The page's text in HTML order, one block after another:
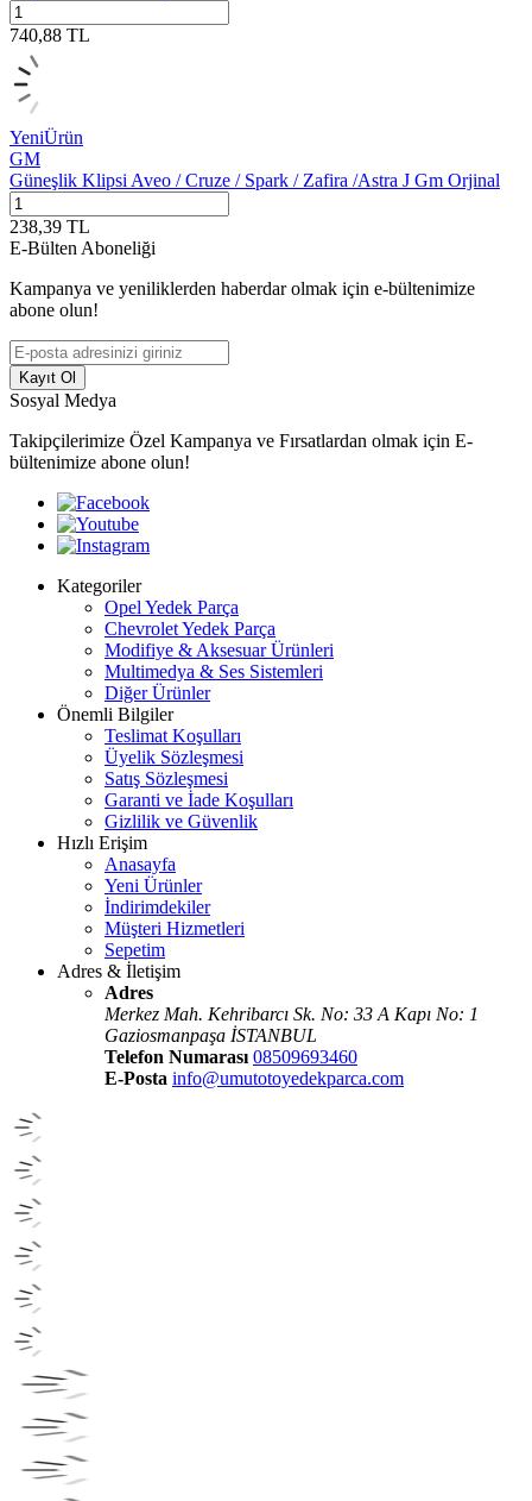
740,88 TL
YeniÜrün
GM
Güneşlik Klipsi Aveo / Cruze / Spark / Zafira /Astra J Gm Orjinal
238,39 TL
E-Bülten Aboneliği
Kampanya ve yeniliklerden haberdar olmak için e-bültenimize
abone olun!
Kayıt Ol
Sosyal Medya
Takipçilerimize Özel Kampanya ve Fırsatlardan olmak için E-
bültenimize abone olun!
Kategoriler
Opel Yedek Parça
Chevrolet Yedek Parça
Modifiye & Aksesuar Ürünleri
Multimedya & Ses Sistemleri
Diğer Ürünler
Önemli Bilgiler
Teslimat Koşulları
Üyelik Sözleşmesi
Satış Sözleşmesi
Garanti ve İade Koşulları
Gizlilik ve Güvenlik
Hızlı Erişim
Anasayfa
Yeni Ürünler
İndirimdekiler
Müşteri Hizmetleri
Sepetim
Adres & İletişim
Adres
Merkez Mah. Kehribarcı Sk. No: 33 A Kapı No: 1
Gaziosmanpaşa İSTANBUL
Telefon Numarası 08509693460
E-Posta info@umutotoyedekparca.com